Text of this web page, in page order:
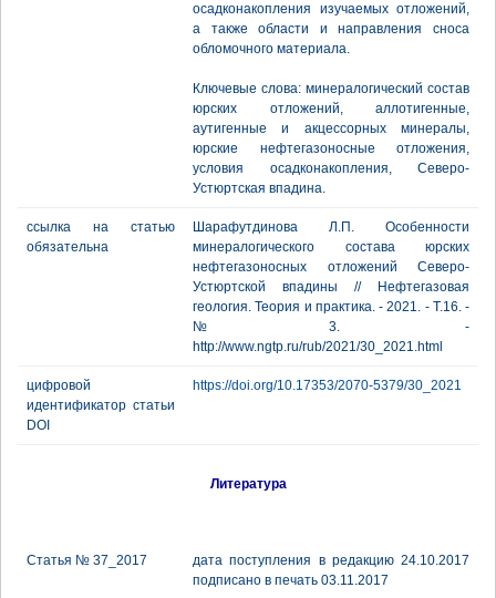
осадконакопления изучаемых отложений,
а также области и направления сноса
обломочного материала.
Ключевые слова: минералогический состав
юрских отложений, аллотигенные,
аутигенные и акцессорных минералы,
юрские нефтегазоносные отложения,
условия осадконакопления, Северо-
Устюртская впадина.
ссылка на статью
обязательна
Шарафутдинова Л.П. Особенности
минералогического состава юрских
нефтегазоносных отложений Северо-
Устюртской впадины // Нефтегазовая
геология. Теория и практика. - 2021. - Т.16. -
№3. -
http://www.ngtp.ru/rub/2021/30_2021.html
цифровой
идентификатор статьи
DOI
https://doi.org/10.17353/2070-5379/30_2021
Литература
Статья № 37_2017
дата поступления в редакцию 24.10.2017
подписано в печать 03.11.2017